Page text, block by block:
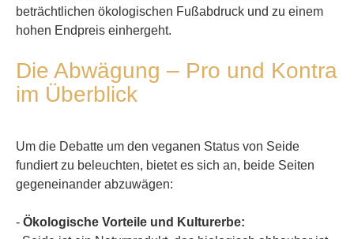
beträchtlichen ökologischen Fußabdruck und zu einem
hohen Endpreis einhergeht.
Die Abwägung – Pro und Kontra
im Überblick
Um die Debatte um den veganen Status von Seide
fundiert zu beleuchten, bietet es sich an, beide Seiten
gegeneinander abzuwägen:
- Ökologische Vorteile und Kulturerbe: